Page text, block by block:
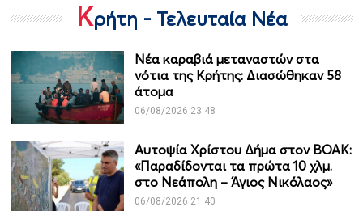
Κρήτη - Τελευταία Νέα
Νέα καραβιά μεταναστών στα
νότια της Κρήτης: Διασώθηκαν 58
άτομα
06/08/2026 23:48
Αυτοψία Χρίστου Δήμα στον ΒΟΑΚ:
«Παραδίδονται τα πρώτα 10 χλμ.
στο Νεάπολη – Άγιος Νικόλαος»
06/08/2026 21:40